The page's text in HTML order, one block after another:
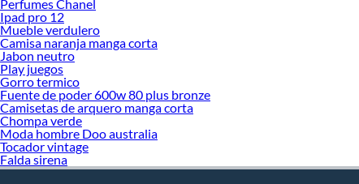
Perfumes Chanel
Ipad pro 12
Mueble verdulero
Camisa naranja manga corta
Jabon neutro
Play juegos
Gorro termico
Fuente de poder 600w 80 plus bronze
Camisetas de arquero manga corta
Chompa verde
Moda hombre Doo australia
Tocador vintage
Falda sirena